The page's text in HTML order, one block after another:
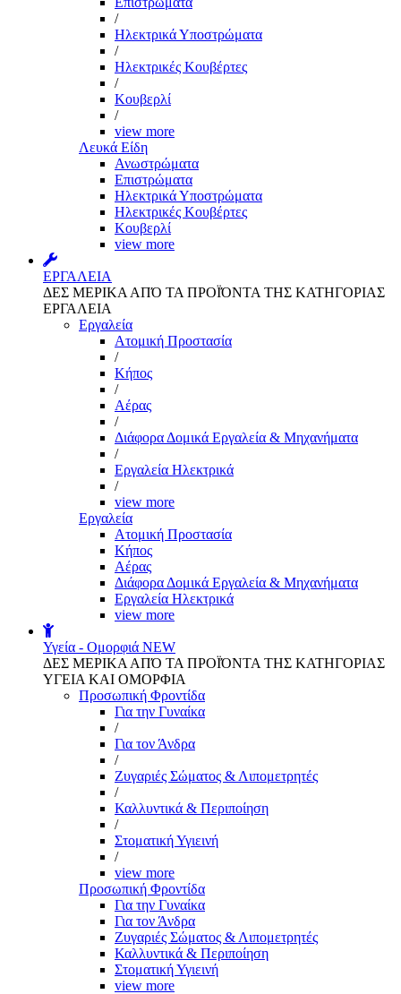
/
Ηλεκτρικά Υποστρώματα
/
Ηλεκτρικές Κουβέρτες
/
Κουβερλί
/
view more
Λευκά Είδη
Ανωστρώματα
Επιστρώματα
Ηλεκτρικά Υποστρώματα
Ηλεκτρικές Κουβέρτες
Κουβερλί
view more
ΕΡΓΑΛΕΙΑ
ΔΕΣ ΜΕΡΙΚΑ ΑΠΌ ΤΑ ΠΡΟΪΌΝΤΑ ΤΗΣ ΚΑΤΗΓΟΡΙΑΣ
ΕΡΓΑΛΕΙΑ
Εργαλεία
Aτομική Προστασία
/
Kήπος
/
Αέρας
/
Διάφορα Δομικά Εργαλεία & Μηχανήματα
/
Εργαλεία Ηλεκτρικά
/
view more
Εργαλεία
Aτομική Προστασία
Kήπος
Αέρας
Διάφορα Δομικά Εργαλεία & Μηχανήματα
Εργαλεία Ηλεκτρικά
view more
Υγεία - Ομορφιά NEW
ΔΕΣ ΜΕΡΙΚΑ ΑΠΌ ΤΑ ΠΡΟΪΌΝΤΑ ΤΗΣ ΚΑΤΗΓΟΡΙΑΣ
ΥΓΕΙΑ ΚΑΙ ΟΜΟΡΦΙΑ
Προσωπική Φροντίδα
Για την Γυναίκα
/
Για τον Άνδρα
/
Ζυγαριές Σώματος & Λιπομετρητές
/
Καλλυντικά & Περιποίηση
/
Στοματική Υγιεινή
/
view more
Προσωπική Φροντίδα
Για την Γυναίκα
Για τον Άνδρα
Ζυγαριές Σώματος & Λιπομετρητές
Καλλυντικά & Περιποίηση
Στοματική Υγιεινή
view more